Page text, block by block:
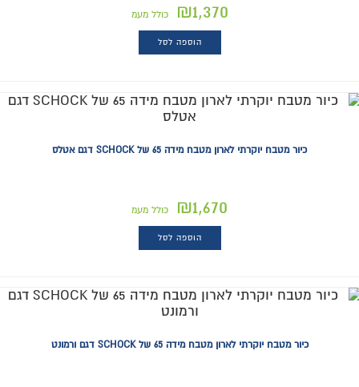
₪1,370 כולל מעמ
הוספה לסל
כיור מטבח יוקרתי לארון מטבח מידה 65 של SCHOCK דגם אטלס
₪1,670 כולל מעמ
הוספה לסל
כיור מטבח יוקרתי לארון מטבח מידה 65 של SCHOCK דגם ורמונט